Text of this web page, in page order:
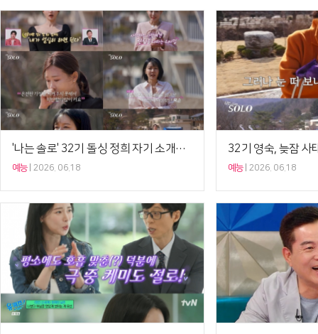
'나는 솔로' 32기 돌싱 정희 자기 소개…최고의 1분 5.3%[시청률 VS.]
예능 2026. 06.18 예능 2026. 06.18